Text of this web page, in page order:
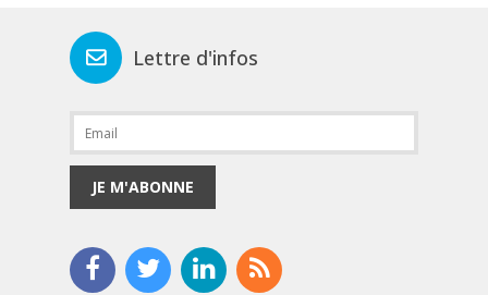
Lettre d'infos
JE M'ABONNE